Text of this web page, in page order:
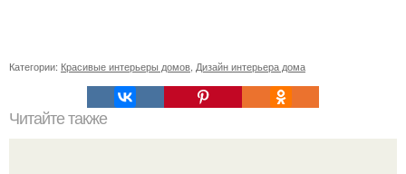
Категории: Красивые интерьеры домов Дизайн интерьера дома
Читайте также